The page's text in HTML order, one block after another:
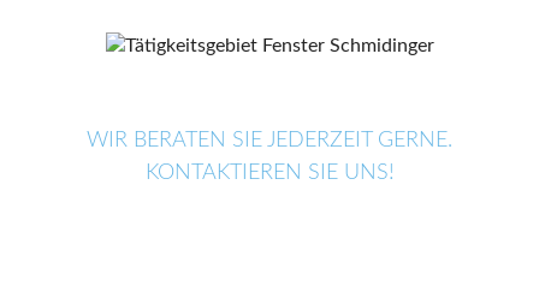
WIR BERATEN SIE JEDERZEIT GERNE.
KONTAKTIEREN SIE UNS!